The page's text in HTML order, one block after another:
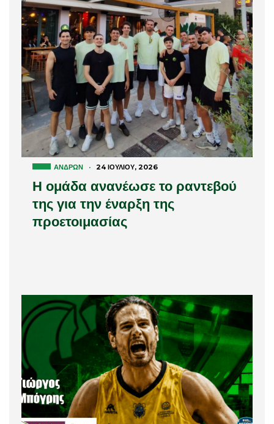
ΑΝΔΡΏΝ · 24 ΙΟΥΛΊΟΥ, 2026
Η ομάδα ανανέωσε το ραντεβού
της για την έναρξη της
προετοιμασίας